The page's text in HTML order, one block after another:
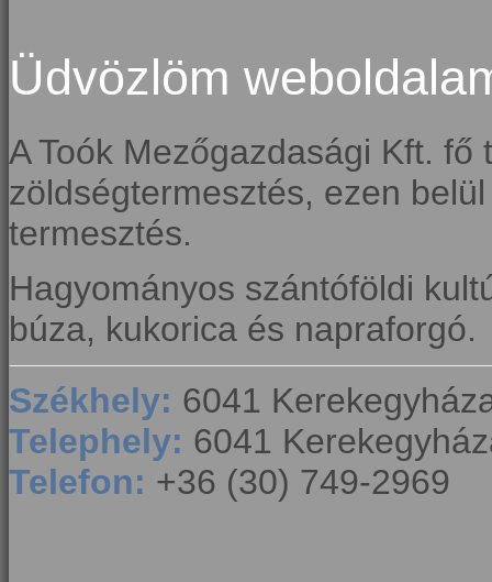
Üdvözlöm
A Toók Mezőgazdasági Kft. fő
zöldségtermesztés, ezen
termesztés.
Hagyományos szántóföldi
búza, kukorica és napraforgó.
Székhely: 6041
Telephely: 6041
Telefon: +36 (30) 749-2969